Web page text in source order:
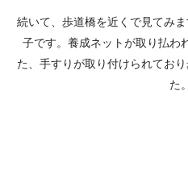
続いて、歩道橋を近くで見てみ
子です。養成ネットが取り払わ
た、手すりが取り付けられてお
た。